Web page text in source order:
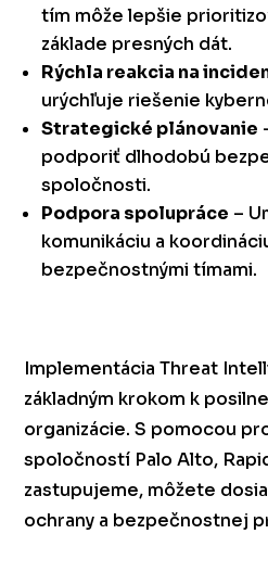
tím môže lepšie
základe presných dát.
Rýchla reakcia na
urýchľuje riešenie
Strategické plánovanie
podporiť dlhodobú
spoločnosti.
Podpora spolupráce –
komunikáciu a
bezpečnostnými tímami.
Implementácia Threat
základným krokom k
organizácie. S pomocou
spoločností Palo Alto,
zastupujeme, môžete
ochrany a bezpečnostnej